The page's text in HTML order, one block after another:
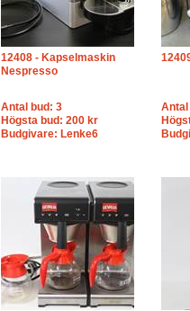
12408 - Kapselmaskin
Nespresso
Antal bud: 3
Högsta bud: 200 kr
Budgivare: Lenke6
Antal